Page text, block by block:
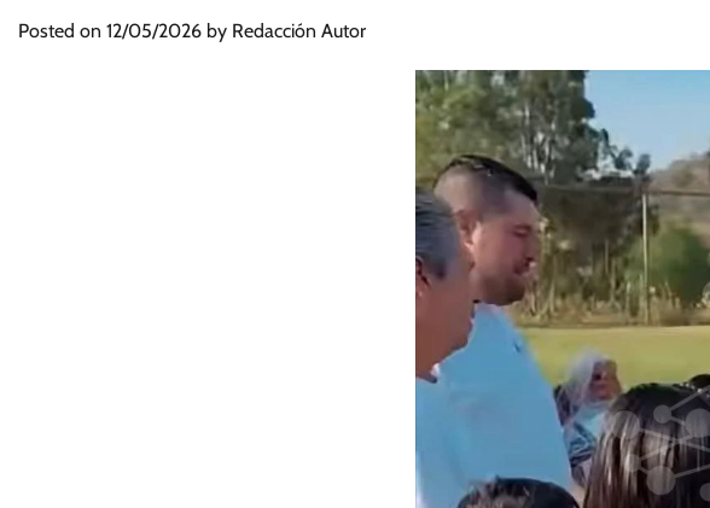
Posted on 12/05/2026 by Redacción Autor